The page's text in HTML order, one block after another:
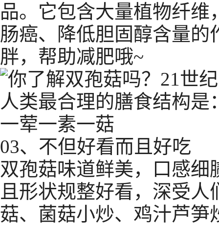
品。它包含大量植物纤
肠癌、降低胆固醇含量
胖，帮助减肥哦~
03、不但好看而且好吃
双孢菇味道鲜美，口感
且形状规整好看，深受
菇、菌菇小炒、鸡汁芦笋